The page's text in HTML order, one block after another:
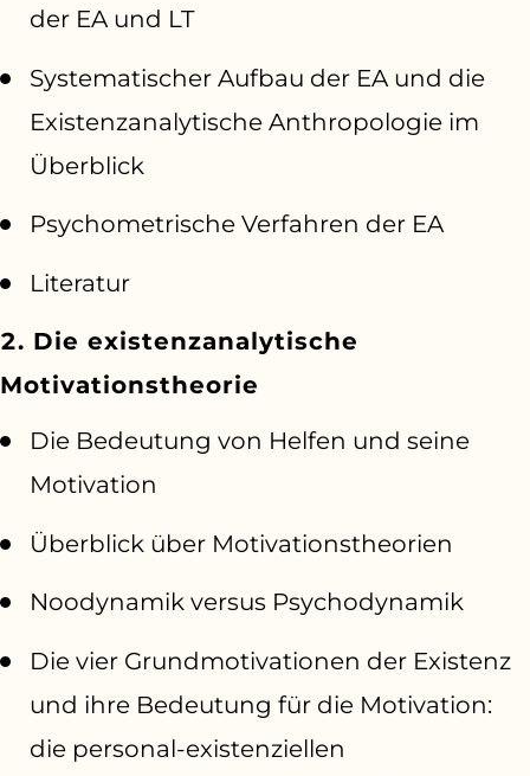
der EA und LT
Systematischer Aufbau der EA und die
Existenzanalytische Anthropologie im
Überblick
Psychometrische Verfahren der EA
Literatur
2. Die existenzanalytische
Motivationstheorie
Die Bedeutung von Helfen und seine
Motivation
Überblick über Motivationstheorien
Noodynamik versus Psychodynamik
Die vier Grundmotivationen der Existenz
und ihre Bedeutung für die Motivation:
die personal-existenziellen